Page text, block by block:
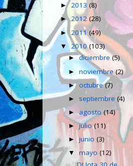
► 2013 (8)
►2012(28)
►2011 (49)
▼ 2010(103)
►diciembre(5)
►noviembre(2)
►octubre(7)
► septiembre(4)
►agosto(14)
►julio(11)
►junio(3)
▼mayo(12)